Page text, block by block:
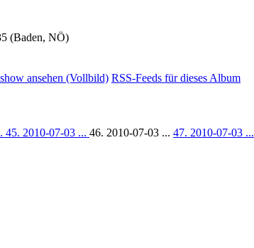
(Baden, NÖ)
ansehen (Vollbild) RSS-Feeds für dieses Album
45. 2010-07-03 ... 46. 2010-07-03 ... 47. 2010-07-03 ...